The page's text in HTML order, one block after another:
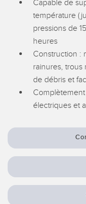
Capable de
température
pressions de
heures
Construction :
rainures, trous
de débris et
électriques et